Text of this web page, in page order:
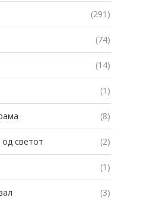
(291)
(74)
(14)
(1)
(8)
светот (2)
(1)
(3)